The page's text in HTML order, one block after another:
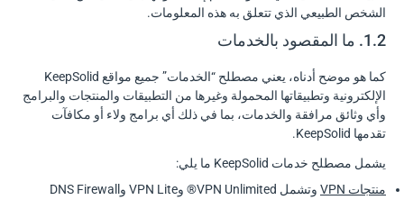
الشخص الطبيعي الذي تتعلق به هذه المعلومات.
1.2. ما المقصود بالخدمات
كما هو موضح أدناه، يعني مصطلح “الخدمات” جميع مواقع KeepSolid
الإلكترونية وتطبيقاتها المحمولة وغيرها من التطبيقات والمنتجات والبرامج
وأي وثائق مرافقة والخدمات، بما في ذلك أي برامج ولاء أو مكافآت
تقدمها KeepSolid.
يشمل مصطلح خدمات KeepSolid ما يلي:
منتجات VPN
وتشمل VPN Unlimited® وVPN Lite وDNS Firewall